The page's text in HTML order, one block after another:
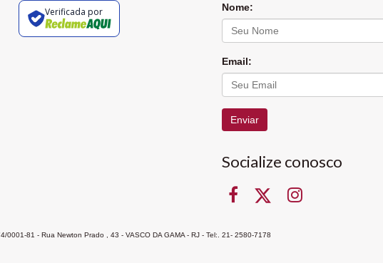
Verificada por Nome:
Email:
Enviar
Socialize conosco
0001-81 - Rua Newton Prado , 43 - VASCO DA GAMA - RJ - Tel:. 21- 2580-7178